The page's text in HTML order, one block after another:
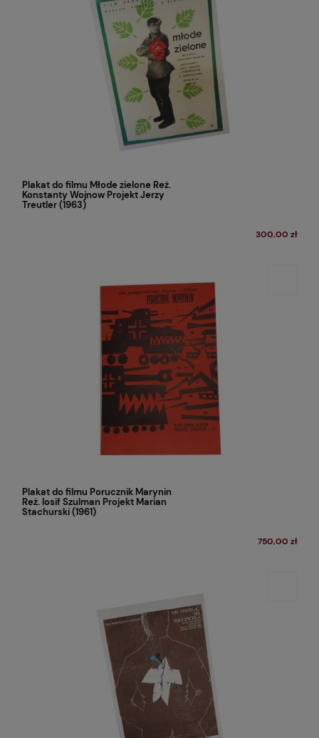
Plakat do filmu Młode zielone Reż.
Konstanty Wojnow Projekt Jerzy
Treutler (1963)
300,00 zł
Plakat do filmu Porucznik Marynin
Reż. Iosif Szulman Projekt Marian
Stachurski (1961)
750,00 zł